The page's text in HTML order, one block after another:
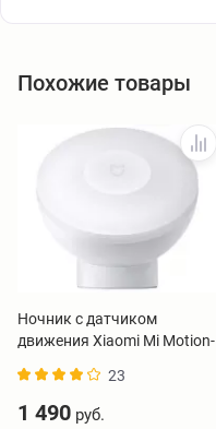
Похожие товары
Ночник с датчиком
движения Xiaomi Mi Motion-
(Bluetooth) BHR5278GL
23
1 490 руб.